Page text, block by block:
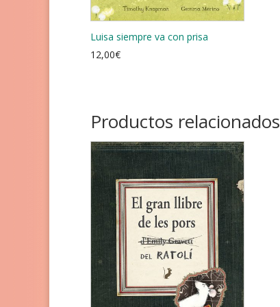
Luisa siempre va con prisa
12,00€
Productos relacionados